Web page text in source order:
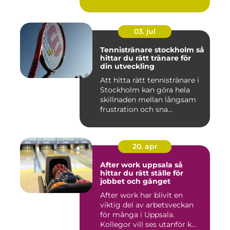
03. jul
Tennistränare stockholm så
hittar du rätt tränare för
din utveckling
Att hitta rätt tennistränare i
Stockholm kan göra hela
skillnaden mellan långsam
frustration och sna...
20. apr
After work uppsala så
hittar du rätt ställe för
jobbet och gänget
After work har blivit en
viktig del av arbetsveckan
för många i Uppsala.
Kollegor vill ses utanför k...